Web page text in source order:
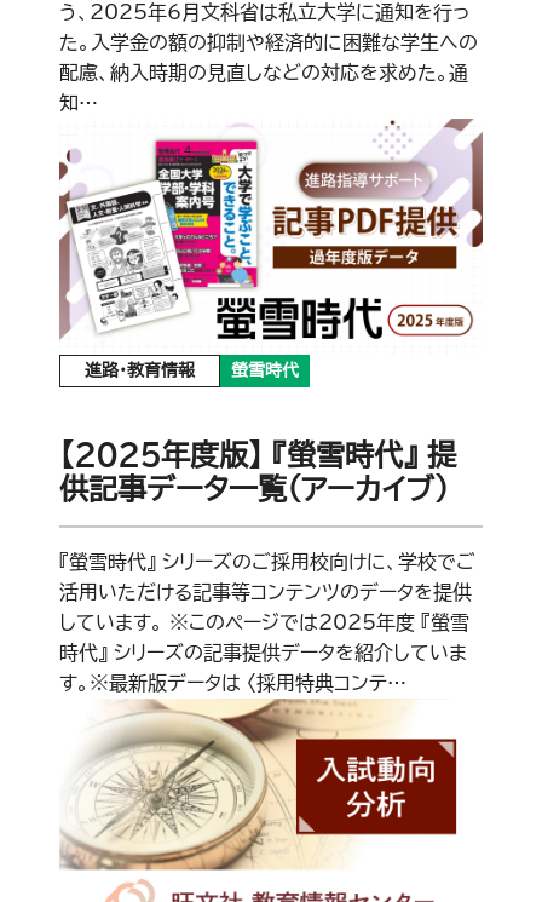
う、2025年6月文科省は私立大学に通知を行っ
た。入学金の額の抑制や経済的に困難な学生への
配慮、納入時期の見直しなどの対応を求めた。通
知…
進路・教育情報 螢雪時代
【2025年度版】 『螢雪時代』 提
供記事データ一覧（アーカイブ）
『螢雪時代』 シリーズのご採用校向けに、学校でご
活用いただける記事等コンテンツのデータを提供
しています。 ※このページでは2025年度 『螢雪
時代』 シリーズの記事提供データを紹介していま
す。※最新版データは 〈採用特典コンテ…